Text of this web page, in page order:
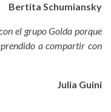
Bertita Schumiansky
el grupo Golda porque
a compartir con
Julia Guini